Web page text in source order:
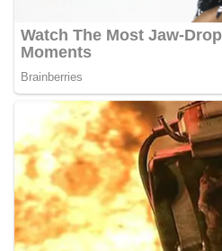
oleh
Sunggal sebagai
situasi Kamtibmas
sekaligus
warga dalam